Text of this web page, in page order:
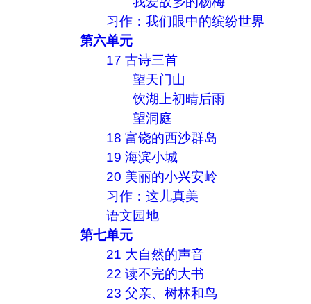
习作：我们眼中的缤纷世界
第六单元
17 古诗三首
望天门山
饮湖上初晴后雨
望洞庭
18 富饶的西沙群岛
19 海滨小城
20 美丽的小兴安岭
习作：这儿真美
语文园地
第七单元
21 大自然的声音
22 读不完的大书
23 父亲、树林和鸟